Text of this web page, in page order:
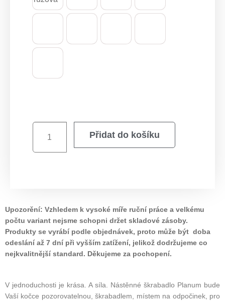
Přidat do košíku
Upozorění: Vzhledem k vysoké míře ruční práce a velkému
počtu variant nejsme schopni držet skladové zásoby.
Produkty se vyrábí podle objednávek, proto může být doba
odeslání až 7 dní při vyšším zatížení, jelikož dodržujeme co
nejkvalitnější standard. Děkujeme za pochopení.
V jednoduchosti je krása. A síla. Nástěnné škrabadlo Planum bude
Vaší kočce pozorovatelnou, škrabadlem, místem na odpočinek, pro